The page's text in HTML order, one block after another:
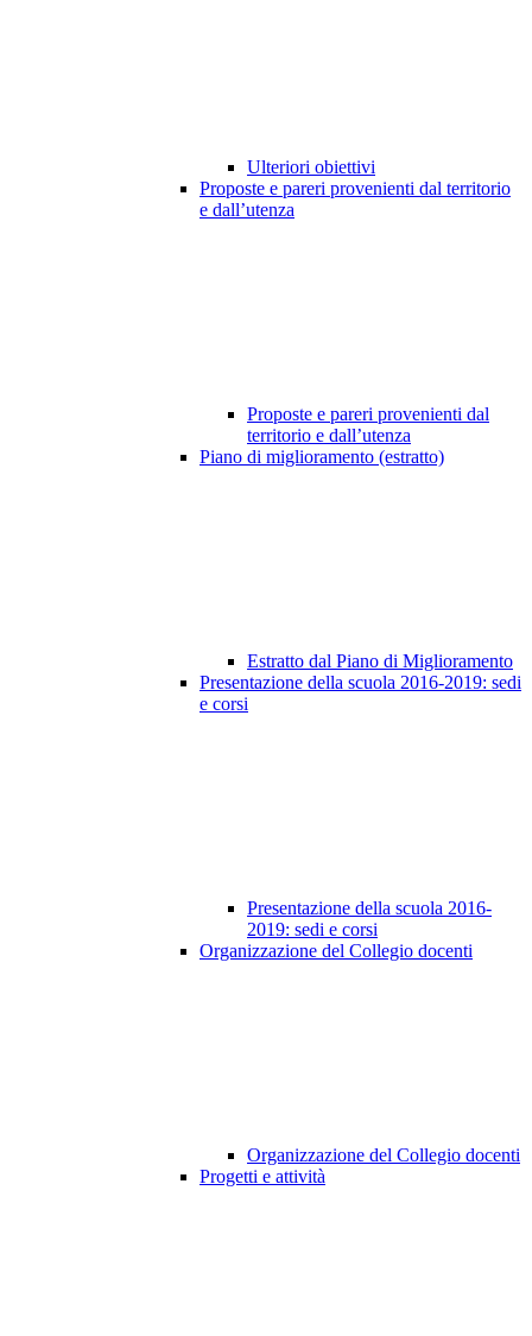
Ulteriori obiettivi
Proposte e pareri provenienti dal territorio
e dall’utenza
Proposte e pareri provenienti dal
territorio e dall’utenza
Piano di miglioramento (estratto)
Estratto dal Piano di Miglioramento
Presentazione della scuola 2016-2019: sedi
e corsi
Presentazione della scuola 2016-
2019: sedi e corsi
Organizzazione del Collegio docenti
Organizzazione del Collegio docenti
Progetti e attività